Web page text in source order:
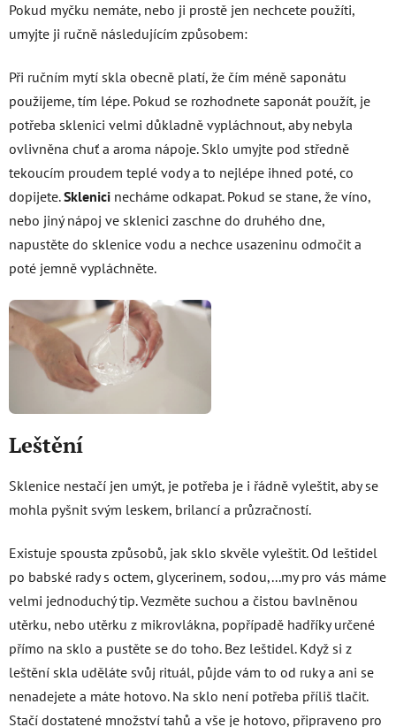
Pokud myčku nemáte, nebo ji prostě jen nechcete použíti,
umyjte ji ručně následujícím způsobem:
Při ručním mytí skla obecně platí, že čím méně saponátu
použijeme, tím lépe. Pokud se rozhodnete saponát použít, je
potřeba sklenici velmi důkladně vypláchnout, aby nebyla
ovlivněna chuť a aroma nápoje. Sklo umyjte pod středně
tekoucím proudem teplé vody a to nejlépe ihned poté, co
dopijete.Sklenici necháme odkapat. Pokud se stane, že víno,
nebo jiný nápoj ve sklenici zaschne do druhého dne,
napustěte do sklenice vodu a nechce usazeninu odmočit a
poté jemně vypláchněte.
Leštění
Sklenice nestačí jen umýt, je potřeba je i řádně vyleštit, aby se
mohla pyšnit svým leskem, brilancí a průzračností.
Existuje spousta způsobů, jak sklo skvěle vyleštit. Od leštidel
po babské rady s octem, glycerinem, sodou,...my pro vás máme
velmi jednoduchý tip. Vezměte suchou a čistou bavlněnou
utěrku, nebo utěrku z mikrovlákna, popřípadě hadříky určené
přímo na sklo a pustěte se do toho. Bez leštidel. Když si z
leštění skla uděláte svůj rituál, půjde vám to od ruky a ani se
nenadejete a máte hotovo. Na sklo není potřeba příliš tlačit.
Stačí dostatené množství tahů a vše je hotovo, připraveno pro